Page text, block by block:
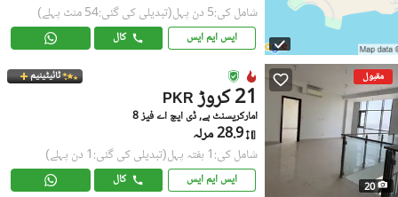
شامل کی:5 دن پہل (تبدیلی کی گئی:54 منٹ پہلے)
ایس ایم ایس کال
مقبول
20
ٹائیٹینیم
PKR 21 کروڑ
امارکریسنٹ بے, ڈی ایچ اے فیز 8
28.9 مرلہ
شامل کی:1 ہفتہ پہل (تبدیلی کی گئی:1 دن پہلے)
ایس ایم ایس کال